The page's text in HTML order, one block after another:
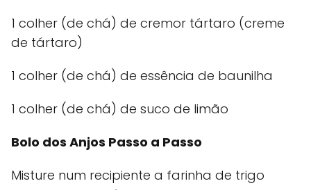
1 colher (de chá) de cremor tártaro (creme
de tártaro)
1 colher (de chá) de essência de baunilha
1 colher (de chá) de suco de limão
Bolo dos Anjos Passo a Passo
Misture num recipiente a farinha de trigo